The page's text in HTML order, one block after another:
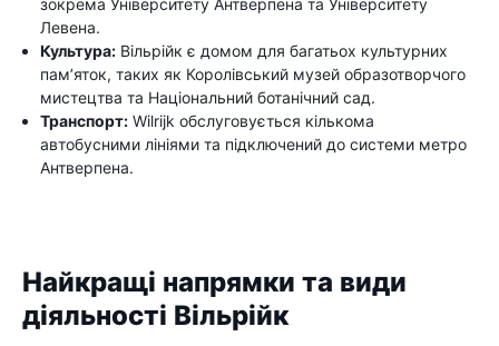
зокрема Університету Антверпена та Університету
Левена.
Культура: Вільрійк є домом для багатьох культурних
пам’яток, таких як Королівський музей образотворчого
мистецтва та Національний ботанічний сад.
Транспорт: Wilrijk обслуговується кількома
автобусними лініями та підключений до системи метро
Антверпена.
Найкращі напрямки та види
діяльності Вільрійк